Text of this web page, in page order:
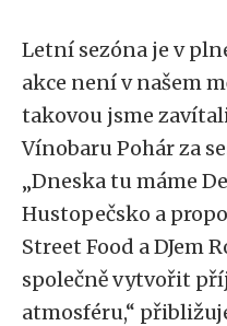
Letní sezóna je v
akce není v našem
takovou jsme
Vínobaru Pohár za
„Dneska tu máme
Hustopečsko a
Street Food a DJem
společně vytvořit
atmosféru,“